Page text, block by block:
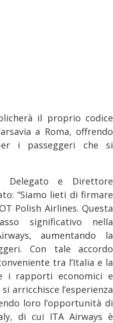
il proprio codice
a Roma, offrendo
i passeggeri che si
Delegato e Direttore
“Siamo lieti di firmare
Polish Airlines. Questa
significativo nella
aumentando la
Con tale accordo
tra l’Italia e la
i rapporti economici e
arricchisce l’esperienza
loro l’opportunità di
di cui ITA Airways è